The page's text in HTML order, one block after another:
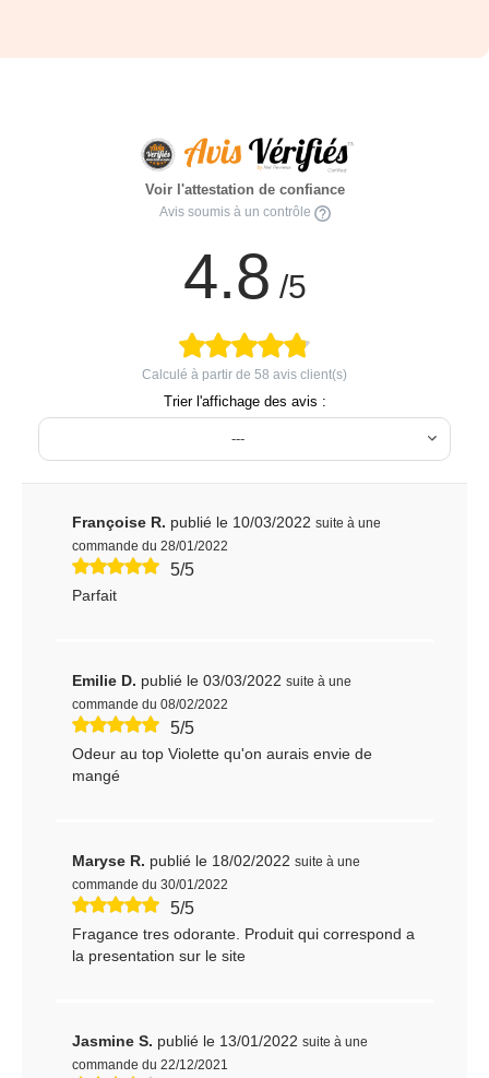
Voir l'attestation de confiance
Avis soumis à un contrôle
4.8 /5
Calculé à partir de 58 avis client(s)
Trier l'affichage des avis :
---
Françoise R. publié le 10/03/2022 suite à une
commande du 28/01/2022
5/5
Parfait
Emilie D. publié le 03/03/2022 suite à une
commande du 08/02/2022
5/5
Odeur au top Violette qu'on aurais envie de
mangé
Maryse R. publié le 18/02/2022 suite à une
commande du 30/01/2022
5/5
Fragance tres odorante. Produit qui correspond a
la presentation sur le site
Jasmine S. publié le 13/01/2022 suite à une
commande du 22/12/2021